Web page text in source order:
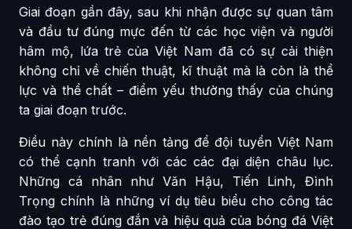
Giai đoạn gần đây, sau khi nhận được sự quan tâm
và đầu tư đúng mực đến từ các học viện và người
hâm mộ, lứa trẻ của Việt Nam đã có sự cải thiện
không chỉ về chiến thuật, kĩ thuật mà là còn là thể
lực và thể chất – điểm yếu thường thấy của chúng
ta giai đoạn trước.
Điều này chính là nền tảng để đội tuyển Việt Nam
có thể cạnh tranh với các các đại diện châu lục.
Những cá nhân như Văn Hậu, Tiến Linh, Đình
Trọng chính là những ví dụ tiêu biểu cho công tác
đào tạo trẻ đúng đắn và hiệu quả của bóng đá Việt